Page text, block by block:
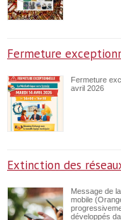
Fermeture
Fermeture
avril 2026
Extinction des
Message de
mobile
développés